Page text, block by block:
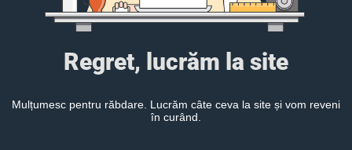
Regret, lucrăm la site
Mulțumesc pentru răbdare. Lucrăm câte ceva la site și vom reveni
în curând.